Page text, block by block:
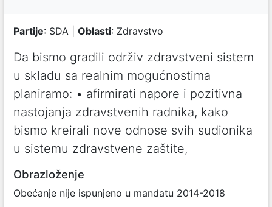
Partije: SDA | Oblasti: Zdravstvo
Da bismo gradili održiv zdravstveni sistem
u skladu sa realnim mogućnostima
planiramo: • afirmirati napore i pozitivna
nastojanja zdravstvenih radnika, kako
bismo kreirali nove odnose svih sudionika
u sistemu zdravstvene zaštite,
Obrazloženje
Obećanje nije ispunjeno u mandatu 2014-2018